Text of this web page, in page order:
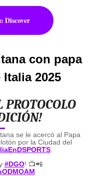
Discover
con papa
2025
PROTOCOLO
se le acercó al Papa
por la Ciudad del
#DGO! 📺📲